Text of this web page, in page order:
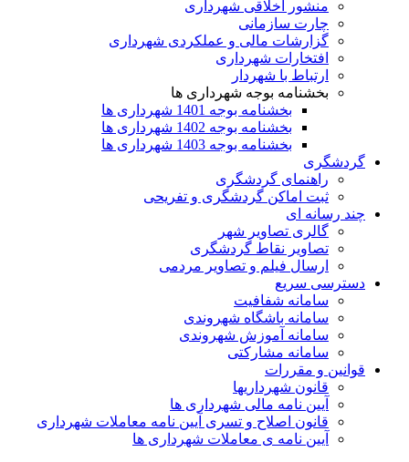
منشور اخلاقی شهرداری
چارت سازمانی
گزارشات مالی و عملکردی شهرداری
افتخارات شهرداری
ارتباط با شهردار
بخشنامه بوجه شهرداری ها
بخشنامه بوجه 1401 شهرداری ها
بخشنامه بوجه 1402 شهرداری ها
بخشنامه بوجه 1403 شهرداری ها
گردشگری
راهنمای گردشگری
ثبت اماکن گردشگری و تفریحی
چند رسانه ای
گالری تصاویر شهر
تصاویر نقاط گردشگری
ارسال فیلم و تصاویر مردمی
دسترسی سریع
سامانه شفافیت
سامانه باشگاه شهروندی
سامانه آموزش شهروندی
سامانه مشارکتی
قوانین و مقررات
قانون شهرداریها
آیین نامه مالی شهرداری ها
قانون اصلاح و تسری آیین نامه معاملات شهرداری
آیین نامه ی معاملات شهرداری ها